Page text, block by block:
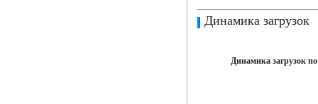
Динамика загрузок
Динамика загрузок